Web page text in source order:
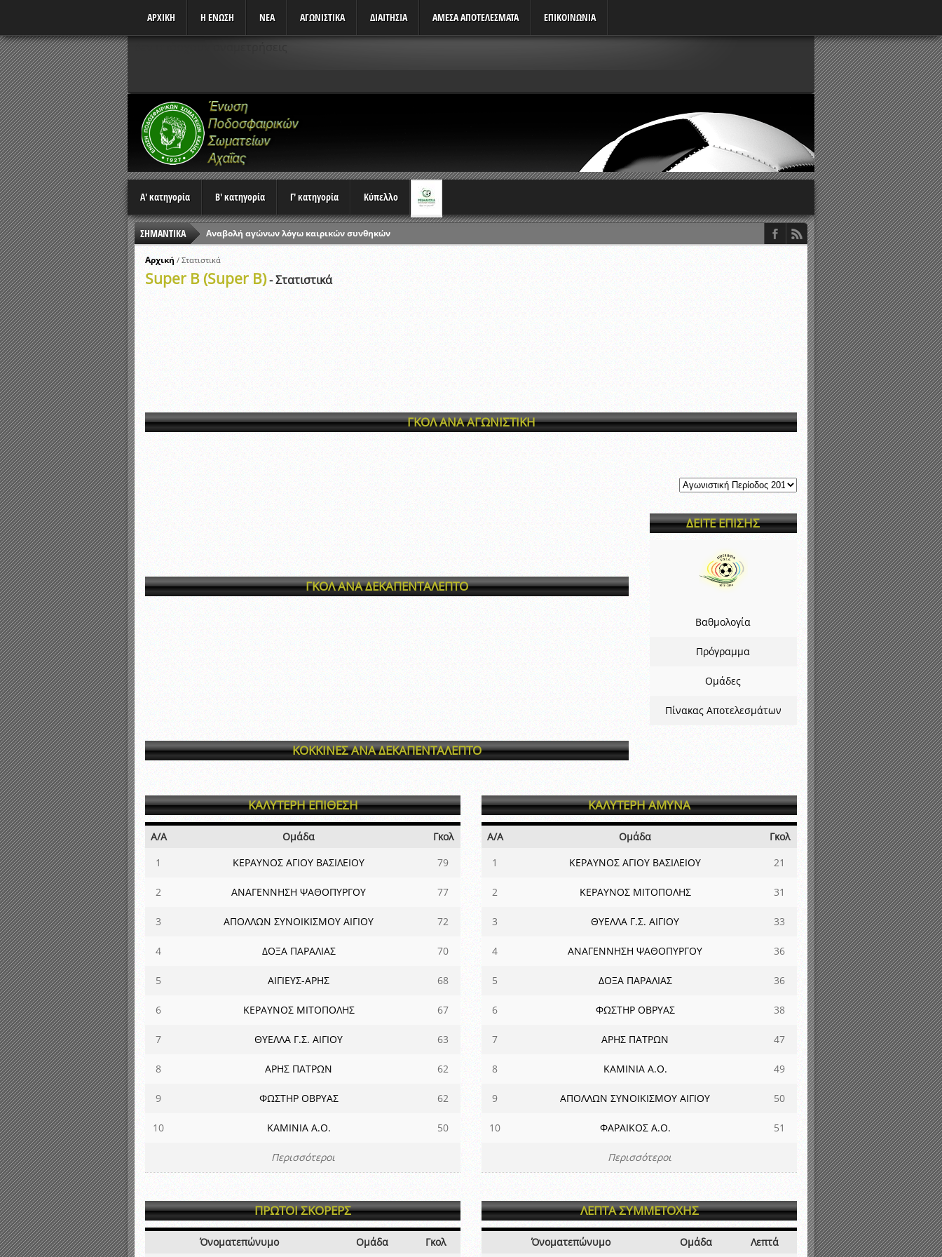
ΑΡΧΙΚΗ Η ΕΝΩΣΗ ΝΕΑ ΑΓΩΝΙΣΤΙΚΆ ΔΙΑΙΤΗΣΙΑ ΑΜΕΣΑ ΑΠΟΤΕΛΕΣΜΑΤΑ ΕΠΙΚΟΙΝΩΝΙΑ
Α' κατηγορία Β' κατηγορία Γ' κατηγορία Κύπελλο
ΣΗΜΑΝΤΙΚΑ
Αναβολή αγώνων λόγω καιρικών συνθηκών
Ώρες έναρξης αγώνων Πρωταθλημάτων
Αποτελέσματα επαναληπτικών γραπτών εξετάσεων και αγωνιστικών δοκιμασιών διαιτητών και παρατηρητών ΕΠΣΑ
Αρχική / Στατιστικά
Super B (Super B)- Στατιστικά
ΓΚΟΛ ΑΝΑ ΑΓΩΝΙΣΤΙΚΗ
ΓΚΟΛ ΑΝΑ ΔΕΚΑΠΕΝΤΑΛΕΠΤΟ
ΚΟΚΚΙΝΕΣ ΑΝΑ ΔΕΚΑΠΕΝΤΑΛΕΠΤΟ
ΔΕΙΤΕ ΕΠΙΣΗΣ
Βαθμολογία
Πρόγραμμα
Ομάδες
Πίνακας Αποτελεσμάτων
ΚΑΛΥΤΕΡΗ ΕΠΙΘΕΣΗ
Α/Α Ομάδα
Γκολ
1
ΚΕΡΑΥΝΟΣ ΑΓΙΟΥ ΒΑΣΙΛΕΙΟΥ 79
2 ΑΝΑΓΕΝΝΗΣΗ ΨΑΘΟΠΥΡΓΟΥ 77
3 ΑΠΟΛΛΩΝ ΣΥΝΟΙΚΙΣΜΟΥ ΑΙΓΙΟΥ 72
4 ΔΟΞΑ ΠΑΡΑΛΙΑΣ 70
5 ΑΙΓΙΕΥΣ-ΑΡΗΣ 68
6 ΚΕΡΑΥΝΟΣ ΜΙΤΟΠΟΛΗΣ 67
7 ΘΥΕΛΛΑ Γ.Σ. ΑΙΓΙΟΥ 63
8 ΑΡΗΣ ΠΑΤΡΩΝ 62
9 ΦΩΣΤΗΡ ΟΒΡΥΑΣ 62
10 ΚΑΜΙΝΙΑ Α.Ο. 50
Περισσότεροι
ΚΑΛΥΤΕΡΗ ΑΜΥΝΑ
Α/Α Ομάδα
Γκολ
1
ΚΕΡΑΥΝΟΣ ΑΓΙΟΥ ΒΑΣΙΛΕΙΟΥ 21
2 ΚΕΡΑΥΝΟΣ ΜΙΤΟΠΟΛΗΣ 31
3 ΘΥΕΛΛΑ Γ.Σ. ΑΙΓΙΟΥ 33
4 ΑΝΑΓΕΝΝΗΣΗ ΨΑΘΟΠΥΡΓΟΥ 36
5 ΔΟΞΑ ΠΑΡΑΛΙΑΣ 36
6 ΦΩΣΤΗΡ ΟΒΡΥΑΣ 38
7 ΑΡΗΣ ΠΑΤΡΩΝ 47
8 ΚΑΜΙΝΙΑ Α.Ο. 49
9 ΑΠΟΛΛΩΝ ΣΥΝΟΙΚΙΣΜΟΥ ΑΙΓΙΟΥ 50
10 ΦΑΡΑΙΚΟΣ Α.Ο. 51
Περισσότεροι
ΠΡΩΤΟΙ ΣΚΟΡΕΡΣ
Όνοματεπώνυμο Ομάδα Γκολ
ΛΕΠΤΑ ΣΥΜΜΕΤΟΧΗΣ
Όνοματεπώνυμο Ομάδα Λεπτά